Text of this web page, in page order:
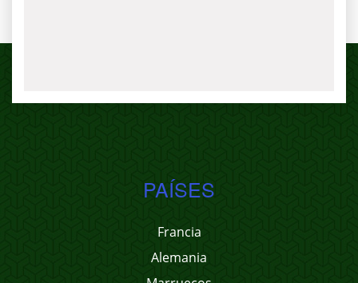
PAÍSES
Francia
Alemania